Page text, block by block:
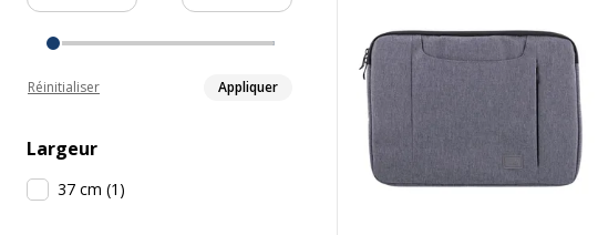
Réinitialiser Appliquer
Largeur
37 cm (1 )